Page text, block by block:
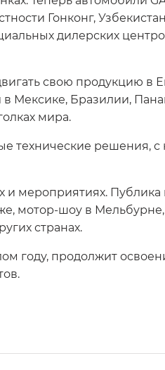
Гонконг,
дилерских
свою продукцию
в Мексике, Бразилии,
мира.
технические решения,
и мероприятиях.
мотор-шоу в
странах.
году, продолжит